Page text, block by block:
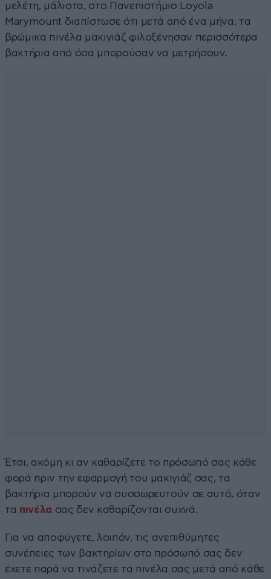
μελέτη, μάλιστα, στο Πανεπιστήμιο Loyola
Marymount διαπίστωσε ότι μετά από ένα μήνα, τα
βρώμικα πινέλα μακιγιάζ φιλοξένησαν περισσότερα
βακτήρια από όσα μπορούσαν να μετρήσουν.
Έτσι, ακόμη κι αν καθαρίζετε το πρόσωπό σας κάθε
φορά πριν την εφαρμογή του μακιγιάζ σας, τα
βακτήρια μπορούν να συσσωρευτούν σε αυτό, όταν
τα πινέλα σας δεν καθαρίζονται συχνά.
Για να αποφύγετε, λοιπόν, τις ανεπιθύμητες
συνέπειες των βακτηρίων στο πρόσωπό σας δεν
έχετε παρά να τινάζετε τα πινέλα σας μετά από κάθε